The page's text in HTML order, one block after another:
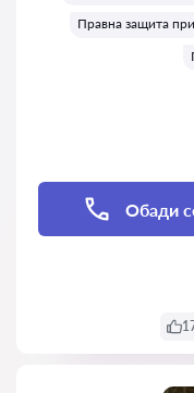
Правна защита
Обади